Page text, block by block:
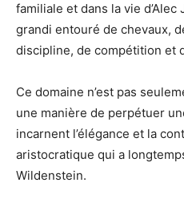
familiale et dans la vie
grandi entouré de chevaux,
discipline, de compétition et
Ce domaine n’est pas
une manière de perpétuer
incarnent l’élégance et la
aristocratique qui a
Wildenstein.